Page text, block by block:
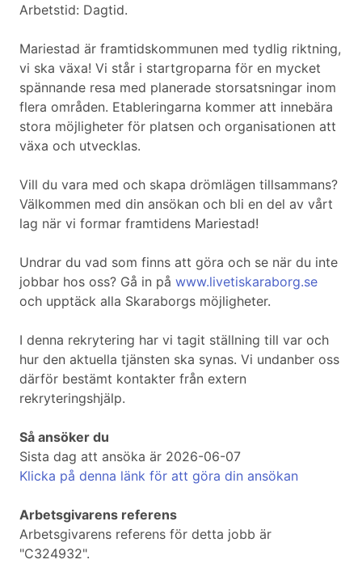
Arbetstid: Dagtid.
Mariestad är framtidskommunen med tydlig riktning,
vi ska växa! Vi står i startgroparna för en mycket
spännande resa med planerade storsatsningar inom
flera områden. Etableringarna kommer att innebära
stora möjligheter för platsen och organisationen att
växa och utvecklas.
Vill du vara med och skapa drömlägen tillsammans?
Välkommen med din ansökan och bli en del av vårt
lag när vi formar framtidens Mariestad!
Undrar du vad som finns att göra och se när du inte
jobbar hos oss? Gå in på www.livetiskaraborg.se
och upptäck alla Skaraborgs möjligheter.
I denna rekrytering har vi tagit ställning till var och
hur den aktuella tjänsten ska synas. Vi undanber oss
därför bestämt kontakter från extern
rekryteringshjälp.
Så ansöker du
Sista dag att ansöka är 2026-06-07
Klicka på denna länk för att göra din ansökan
Arbetsgivarens referens
Arbetsgivarens referens för detta jobb är
"C324932".